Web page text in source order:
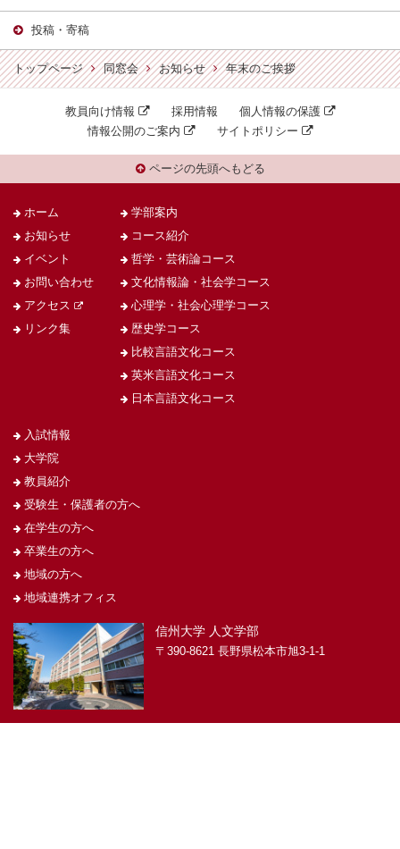
投稿・寄稿
トップページ 同窓会 お知らせ 年末のご挨拶
教員向け情報 採用情報
個人情報の保護
情報公開のご案内
サイトポリシー
ページの先頭へもどる
ホーム
お知らせ
イベント
お問い合わせ
アクセス
リンク集
学部案内
コース紹介
哲学・芸術論コース
文化情報論・社会学コース
心理学・社会心理学コース
歴史学コース
比較言語文化コース
英米言語文化コース
日本言語文化コース
入試情報
大学院
教員紹介
受験生・保護者の方へ
在学生の方へ
卒業生の方へ
地域の方へ
地域連携オフィス
信州大学 人文学部
〒390-8621 長野県松本市旭3-1-1